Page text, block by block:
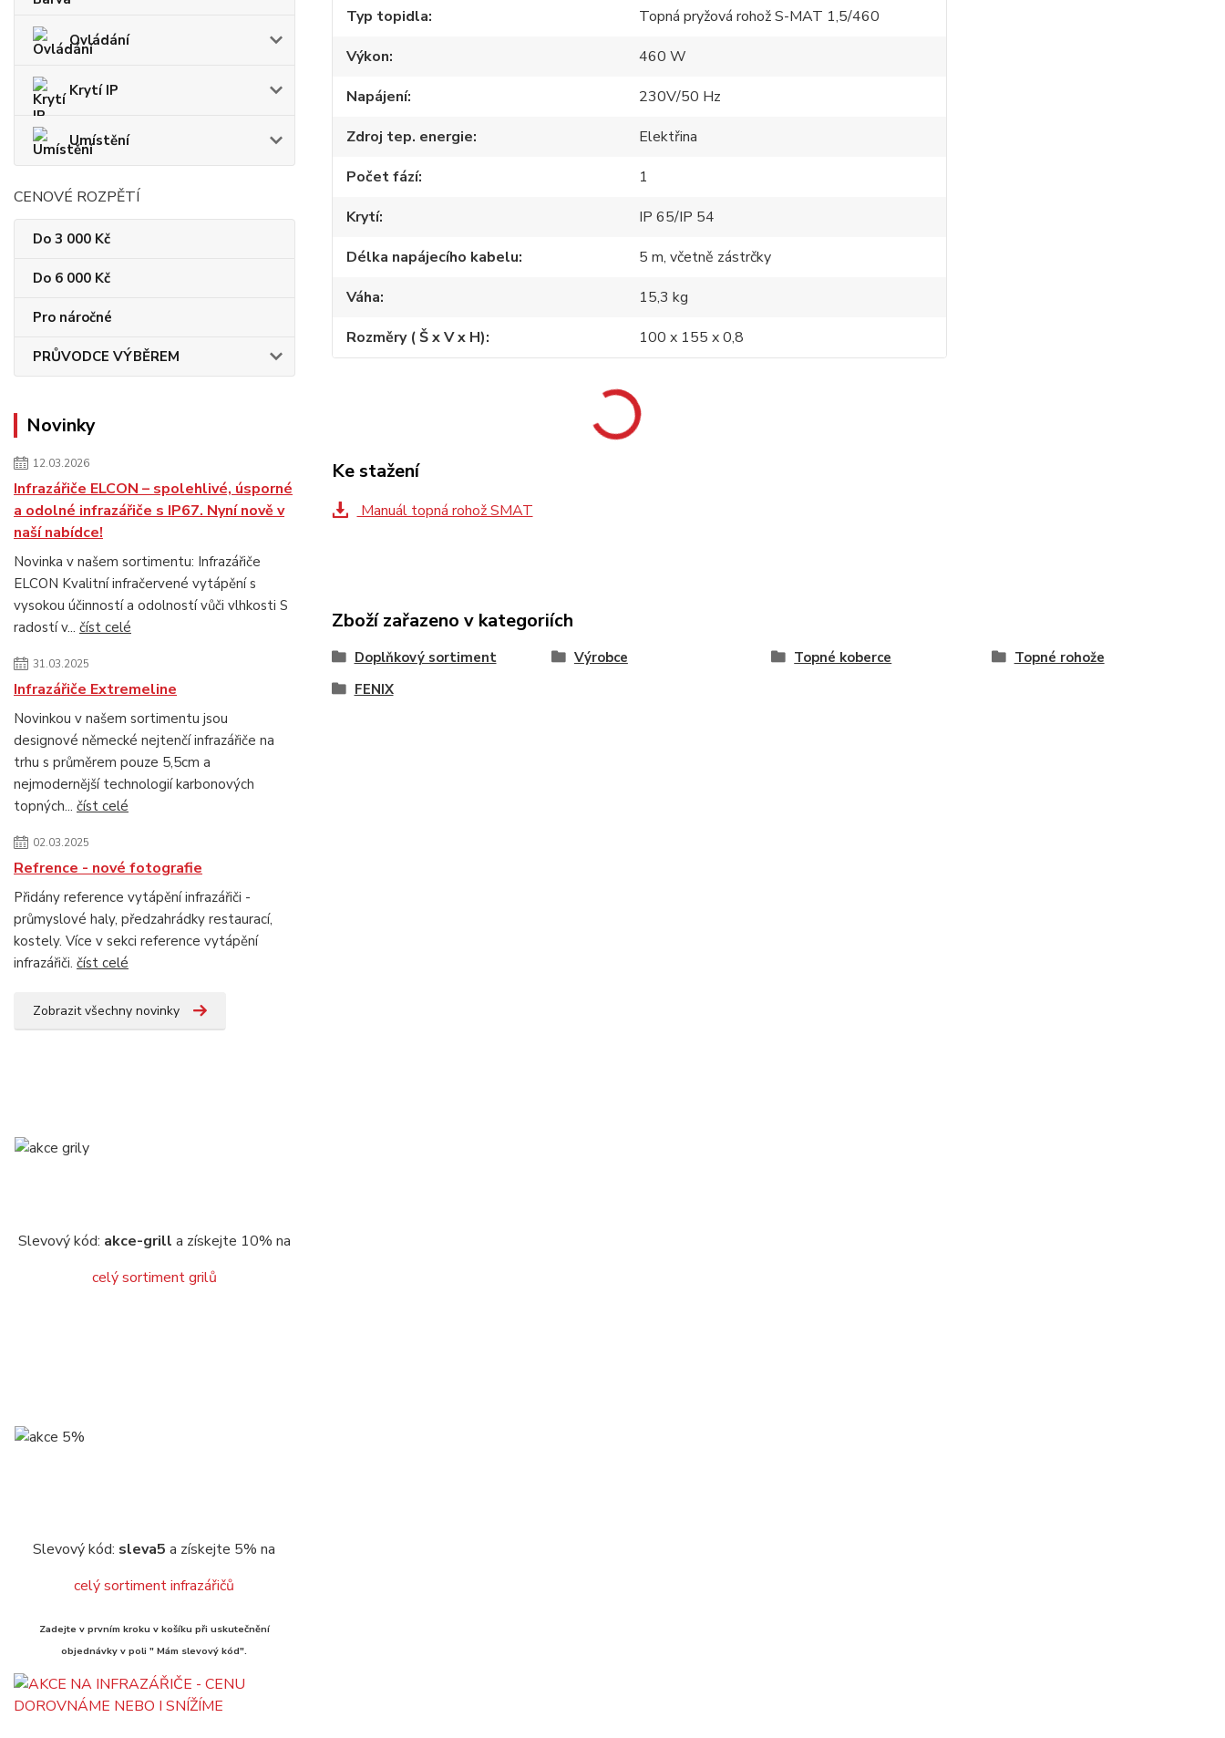
Ovládání
Krytí IP
Umístění
CENOVÉ ROZPĚTÍ
Do 3 000 Kč
Do 6 000 Kč
Pro náročné
PRŮVODCE VÝBĚREM
Novinky
12.03.2026
Infrazářiče ELCON – spolehlivé, úsporné
a odolné infrazářiče s IP67. Nyní nově v
naší nabídce!
Novinka v našem sortimentu: Infrazářiče
ELCON Kvalitní infračervené vytápění s
vysokou účinností a odolností vůči vlhkosti S
radostí v... číst celé
31.03.2025
Infrazářiče Extremeline
Novinkou v našem sortimentu jsou
designové německé nejtenčí infrazářiče na
trhu s průměrem pouze 5,5cm a
nejmodernější technologií karbonových
topných... číst celé
02.03.2025
Refrence - nové fotografie
Přidány reference vytápění infrazářiči -
průmyslové haly, předzahrádky restaurací,
kostely. Více v sekci reference vytápění
infrazářiči. číst celé
Zobrazit všechny novinky
Slevový kód: akce-grill a získejte 10% na
celý sortiment grilů
Slevový kód: sleva5 a získejte 5% na
celý sortiment infrazářičů
Zadejte v prvním kroku v košíku při uskutečnění
objednávky v poli " Mám slevový kód".
Typ topidla
Topná pryžová rohož S-MAT 1,5/460
Výkon
460 W
Napájení
230V/50 Hz
Zdroj tep. energie
Elektřina
Počet fází
1
Krytí
IP 65/IP 54
Délka napájecího kabelu
5 m, včetně zástrčky
Váha
15,3 kg
Rozměry ( Š x V x H)
100 x 155 x 0,8
Ke stažení
Manuál topná rohož SMAT
Zboží zařazeno v kategoriích
Doplňkový sortiment Výrobce Topné koberce
Topné rohože
FENIX